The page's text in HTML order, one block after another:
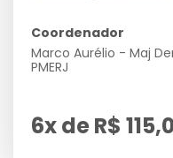
Coordenador
Marco Aurélio - Maj
PMERJ
6x de R$